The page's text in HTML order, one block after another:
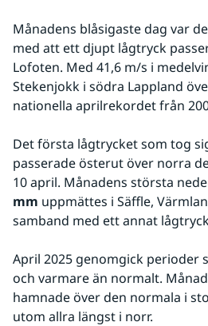
Månadens blåsigaste dag var
med att ett djupt lågtryck
Lofoten. Med 41,6 m/s i
Stekenjokk i södra Lappland
nationella aprilrekordet från
Det första lågtrycket som tog
passerade österut över norra
10 april. Månadens största
mm uppmättes i Säffle,
samband med ett annat
April 2025 genomgick perioder
och varmare än normalt.
hamnade över den normala i
utom allra längst i norr.